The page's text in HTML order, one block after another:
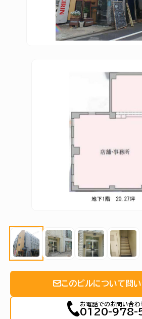
このビルについて問
お電話でのお問い合わ
0120-978-